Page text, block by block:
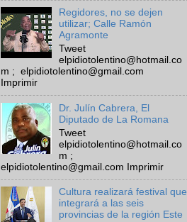
Regidores, no se dejen
utilizar; Calle Ramón
Agramonte
Tweet
elpidiotolentino@hotmail.co
m ; elpidiotolentino@gmail.com
Imprimir
Dr. Julín Cabrera, El
Diputado de La Romana
Tweet
elpidiotolentino@hotmail.co
m ;
elpidiotolentino@gmail.com Imprimir
Cultura realizará festival que
integrará a las seis
provincias de la región Este